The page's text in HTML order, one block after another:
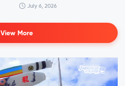
July 6, 2026
View More